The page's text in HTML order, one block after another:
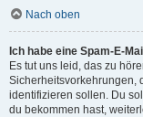
Nach oben
Ich habe eine Spam-E-
Es tut uns leid, das zu
Sicherheitsvorkehrungen,
identifizieren sollen. Du
du bekommen hast,